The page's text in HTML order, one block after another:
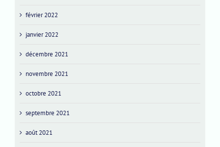
février 2022
janvier 2022
décembre 2021
novembre 2021
octobre 2021
septembre 2021
août 2021